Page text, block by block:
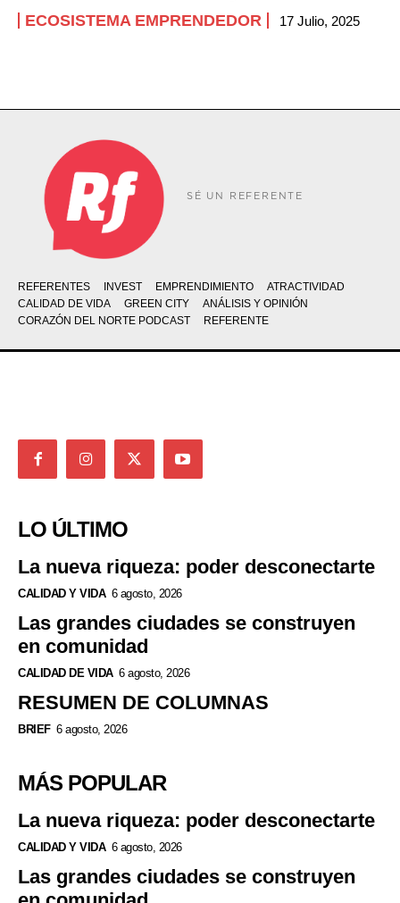
ECOSISTEMA EMPRENDEDOR 17 Julio, 2025
SÉ UN REFERENTE
REFERENTES INVEST EMPRENDIMIENTO
ATRACTIVIDAD
CALIDAD DE VIDA
GREEN CITY
ANÁLISIS Y OPINIÓN
CORAZÓN DEL NORTE PODCAST
REFERENTE
LO ÚLTIMO
La nueva riqueza: poder desconectarte
CALIDAD Y VIDA 6 agosto, 2026
Las grandes ciudades se construyen
en comunidad
CALIDAD DE VIDA 6 agosto, 2026
RESUMEN DE COLUMNAS
BRIEF 6 agosto, 2026
MÁS POPULAR
La nueva riqueza: poder desconectarte
CALIDAD Y VIDA 6 agosto, 2026
Las grandes ciudades se construyen